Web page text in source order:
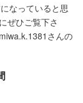
なっていると思
ぜひご覧下さ
さんの